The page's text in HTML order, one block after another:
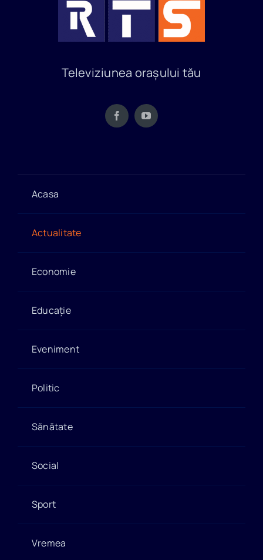
Televiziunea orașului tău
Acasa
Actualitate
Economie
Educație
Eveniment
Politic
Sănătate
Social
Sport
Vremea